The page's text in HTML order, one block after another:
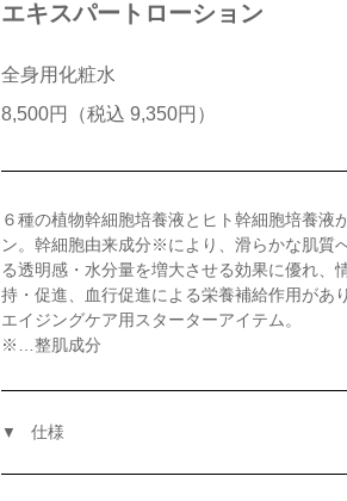
エキスパートローション
全身用化粧水
8,500円（税込 9,350円）
６種の植物幹細胞培養液とヒト幹細胞培養液
ン。幹細胞由来成分※により、滑らかな肌質
る透明感・水分量を増大させる効果に優れ、
持・促進、血行促進による栄養補給作用があ
エイジングケア用スターターアイテム。
※…整肌成分
仕様